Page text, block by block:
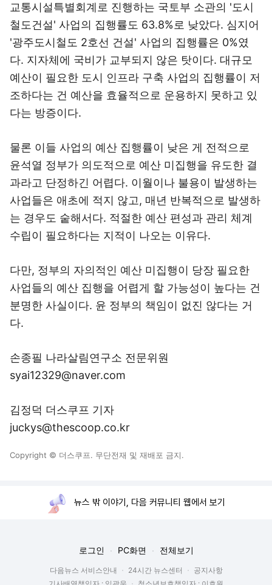
교통시설특별회계로 진행하는 국토부 소관의 '도시
철도건설' 사업의 집행률도 63.8%로 낮았다. 심지어
'광주도시철도 2호선 건설' 사업의 집행률은 0%였
다. 지자체에 국비가 교부되지 않은 탓이다. 대규모
예산이 필요한 도시 인프라 구축 사업의 집행률이 저
조하다는 건 예산을 효율적으로 운용하지 못하고 있
다는 방증이다.
물론 이들 사업의 예산 집행률이 낮은 게 전적으로
윤석열 정부가 의도적으로 예산 미집행을 유도한 결
과라고 단정하긴 어렵다. 이월이나 불용이 발생하는
사업들은 애초에 적지 않고, 매년 반복적으로 발생하
는 경우도 숱해서다. 적절한 예산 편성과 관리 체계
수립이 필요하다는 지적이 나오는 이유다.
다만, 정부의 자의적인 예산 미집행이 당장 필요한
사업들의 예산 집행을 어렵게 할 가능성이 높다는 건
분명한 사실이다. 윤 정부의 책임이 없진 않다는 거
다.
손종필 나라살림연구소 전문위원
syai12329@naver.com
김정덕 더스쿠프 기자
juckys@thescoop.co.kr
Copyright © 더스쿠프. 무단전재 및 재배포 금지.
뉴스 밖 이야기, 다음 커뮤니티 웹에서 보기
로그인 PC화면 전체보기
다음뉴스 서비스안내 24시간 뉴스센터
공지사항